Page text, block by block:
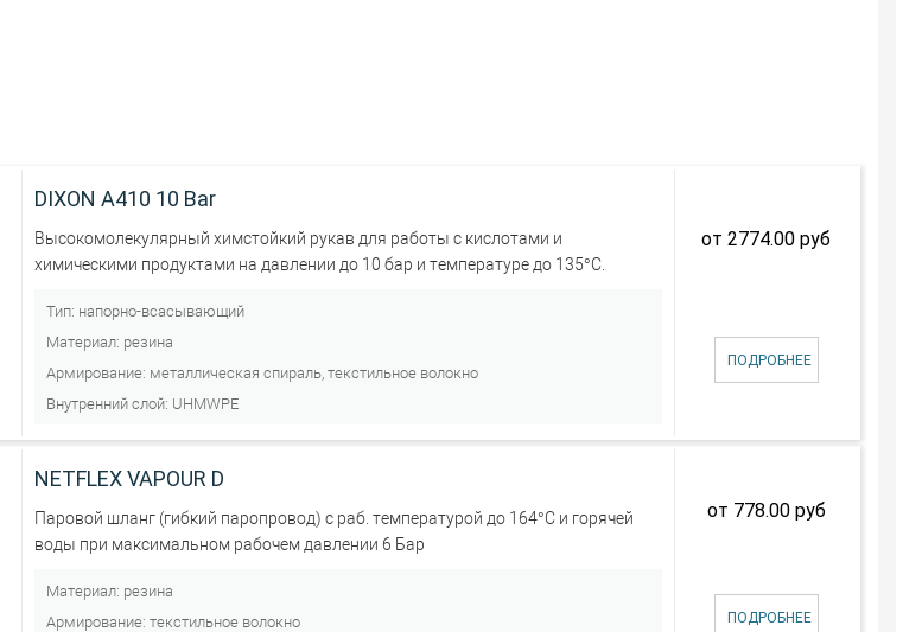
DIXON A410 10 Bar
Высокомолекулярный химстойкий рукав для работы с кислотами и
химическими продуктами на давлении до 10 бар и температуре до 135°С.
Тип: напорно-всасывающий
Материал: резина
Армирование: металлическая спираль, текстильное волокно
Внутренний слой: UHMWPE
от 2774.00 руб
ПОДРОБНЕЕ
NETFLEX VAPOUR D
Паровой шланг (гибкий паропровод) с раб. температурой до 164°C и горячей
воды при максимальном рабочем давлении 6 Бар
Материал: резина
Армирование:текстильное волокно
от 778.00 руб
ПОДРОБНЕЕ